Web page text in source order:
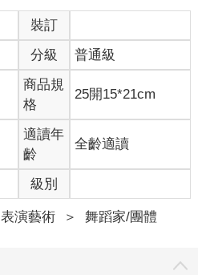
裝訂
分級 普通級
商品規
格
25開15*21cm
適讀年
齡
全齡適讀
級別
表演藝術 ＞ 舞蹈家/團體